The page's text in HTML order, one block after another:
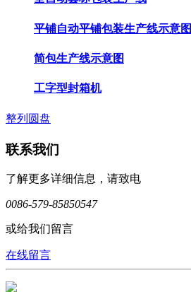
平铺自动平铺包装生产线示意图
简包生产线示意图
工字型封箱机
整列圆盘
联系我们
了解更多详细信息，请致电
0086-579-85850547
或给我们留言
在线留言